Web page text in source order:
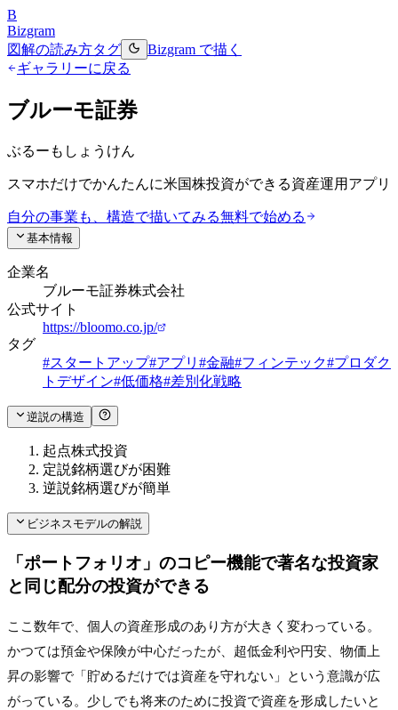
B
Bizgram
図解の読み方タグ
Bizgram で描く
ギャラリーに戻る
ブルーモ証券
ぶるーもしょうけん
スマホだけでかんたんに米国株投資ができる資産運用アプリ
自分の事業も、構造で描いてみる無料で始める
基本情報
企業名
ブルーモ証券株式会社
公式サイト
https://bloomo.co.jp/
タグ
#スタートアップ#アプリ #金融#フィンテック#プロダク
トデザイン#低価格#差別化戦略
逆説の構造
起点株式投資
定説銘柄選びが困難
逆説銘柄選びが簡単
ビジネスモデルの解説
「ポートフォリオ」のコピー機能で著名な投資家
と同じ配分の投資ができる
ここ数年で、個人の資産形成のあり方が大きく変わっている。
かつては預金や保険が中心だったが、超低金利や円安、物価上
昇の影響で「貯めるだけでは資産を守れない」という意識が広
がっている。少しでも将来のために投資で資産を形成したいと